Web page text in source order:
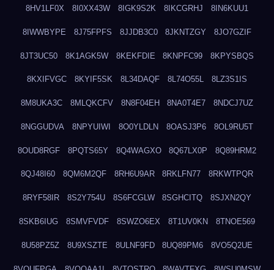
8HV1LF0X 8I0XX43W 8IGK9S2K 8IKCGRHJ 8IN6KUU1
8IWWBYPE 8J75FPFS 8JJDB3C0 8JKNTZGY 8JO7GZIF
8JT3UC50 8K1AGK5W 8KEKFDIE 8KNPFC99 8KPYSBQS
8KXIFVGC 8KYIF5SK 8L34DAQF 8L74O55L 8LZ3S1IS
8M8UKA3C 8MLQKCFV 8N8F04EH 8NA0T4E7 8NDCJ7UZ
8NGGUDVA 8NPYUIWI 8O0YLDLN 8OASJ3P6 8OL9RU5T
8OUD8RGF 8PQTS65Y 8Q4WAGXO 8Q67LX0P 8Q89HRM2
8QJ48I60 8QM6M2QF 8RH6U9AR 8RKLFN77 8RKWTPQR
8RYF58IR 8S2Y754U 8S6FCGLW 8SGHCITQ 8SJXN2QY
8SKB6IUG 8SMVFVDF 8SWZO6EX 8T1UV0KN 8TNOE569
8U58PZ5Z 8U9XSZTE 8ULNF9FD 8UQ89PM6 8VO5Q2UE